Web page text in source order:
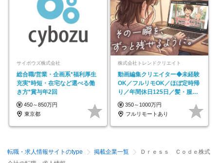
サイボウズ株式会社
総合職/営業・企画系*福利厚生
充実*時短・在宅など選べる働
き方*賞与年2回
450～850万円
東京都
株式会社トレンドクリエイト
動画編集クリエイター◆未経験
OK／フルリモOK／ほぼ定時帰
り／年間休日125日／髪・服・
ネイル自由／副業OK
350～1000万円
フルリモートあり
転職・求人情報サイトのtype 掲載企業一覧
Ｄｒｅｓｓ Ｃｏｄｅ株式